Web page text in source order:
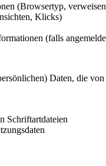
(Browsertyp,
Klicks)
(falls
Daten, die
Schriftartdateien